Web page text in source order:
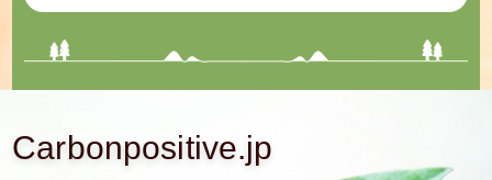
Carbonpositive.jp